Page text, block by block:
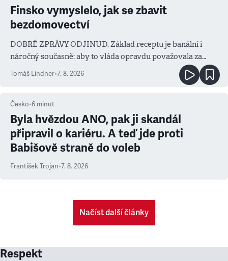
Finsko vymyslelo, jak se zbavit
bezdomovectví
DOBRÉ ZPRÁVY ODJINUD. Základ receptu je banální i
náročný současně: aby to vláda opravdu považovala za
prioritu
Tomáš Lindner•7. 8. 2026
Česko•6 minut
Byla hvězdou ANO, pak ji skandál
připravil o kariéru. A teď jde proti
Babišově straně do voleb
František Trojan•7. 8. 2026
Načíst další články
Respekt